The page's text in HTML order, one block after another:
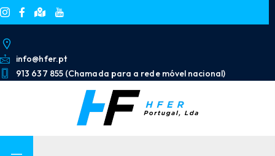
info@hfer.pt
913 637 855 (Chamada para a rede móvel nacional)